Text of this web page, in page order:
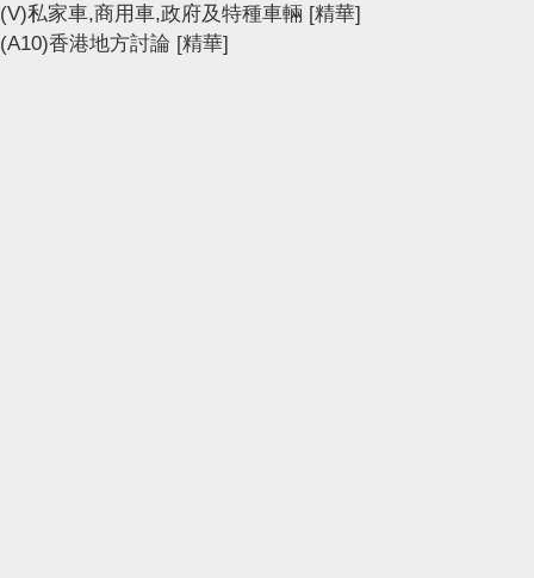
(V)私家車,商用車,政府及特種車輛 [精華]
(A10)香港地方討論 [精華]